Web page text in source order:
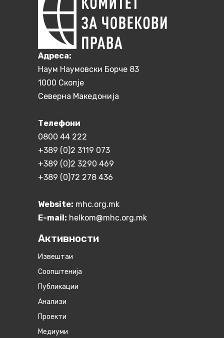
Aдреса:
Наум Наумовски Борче 83
1000 Скопје
Северна Македонија
Телефони
0800 44 222
+389 (0)2 3119 073
+389 (0)2 3290 469
+389 (0)72 278 436
Website: mhc.org.mk
E-mail: helkom@mhc.org.mk
Активности
Извештаи
Соопштенија
Публикации
Анализи
Проекти
Медиуми